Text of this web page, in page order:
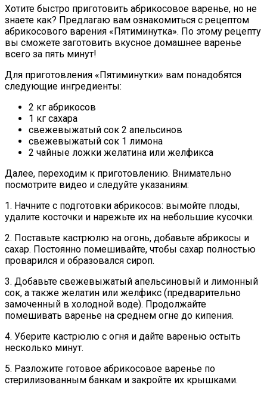
Хотите быстро приготовить абрикосовое варенье, но не
знаете как? Предлагаю вам ознакомиться с рецептом
абрикосового варения «Пятиминутка». По этому рецепту
вы сможете заготовить вкусное домашнее варенье
всего за пять минут!
Для приготовления «Пятиминутки» вам понадобятся
следующие ингредиенты:
2 кг абрикосов
1 кг сахара
свежевыжатый сок 2 апельсинов
свежевыжатый сок 1 лимона
2 чайные ложки желатина или желфикса
Далее, переходим к приготовлению. Внимательно
посмотрите видео и следуйте указаниям:
1. Начните с подготовки абрикосов: вымойте плоды,
удалите косточки и нарежьте их на небольшие кусочки.
2. Поставьте кастрюлю на огонь, добавьте абрикосы и
сахар. Постоянно помешивайте, чтобы сахар полностью
проварился и образовался сироп.
3. Добавьте свежевыжатый апельсиновый и лимонный
сок, а также желатин или желфикс (предварительно
замоченный в холодной воде). Продолжайте
помешивать варенье на среднем огне до кипения.
4. Уберите кастрюлю с огня и дайте варенью остыть
несколько минут.
5. Разложите готовое абрикосовое варенье по
стерилизованным банкам и закройте их крышками.